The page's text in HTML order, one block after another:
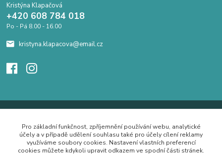
Kristýna Klapačová
+420 608 784 018
Po - Pá 8.00 - 16.00
kristyna.klapacova@email.cz
Pro základní funkčnost, zpříjemnění používání webu, analytické
účely a v případě udělení souhlasu také pro účely cílení reklamy
využíváme soubory cookies. Nastavení vlastních preferencí
cookies můžete kdykoli upravit odkazem ve spodní části stránek.